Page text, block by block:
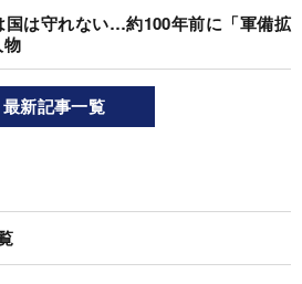
国は守れない…約100年前に「軍備拡
最新記事一覧